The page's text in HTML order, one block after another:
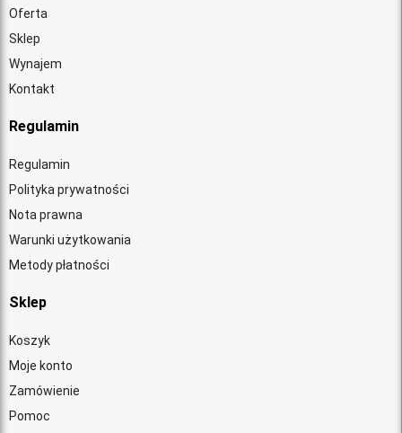
Oferta
Sklep
Wynajem
Kontakt
Regulamin
Regulamin
Polityka prywatności
Nota prawna
Warunki użytkowania
Metody płatności
Sklep
Koszyk
Moje konto
Zamówienie
Pomoc